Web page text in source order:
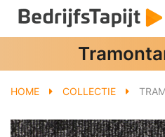
HOME COLLECTIE